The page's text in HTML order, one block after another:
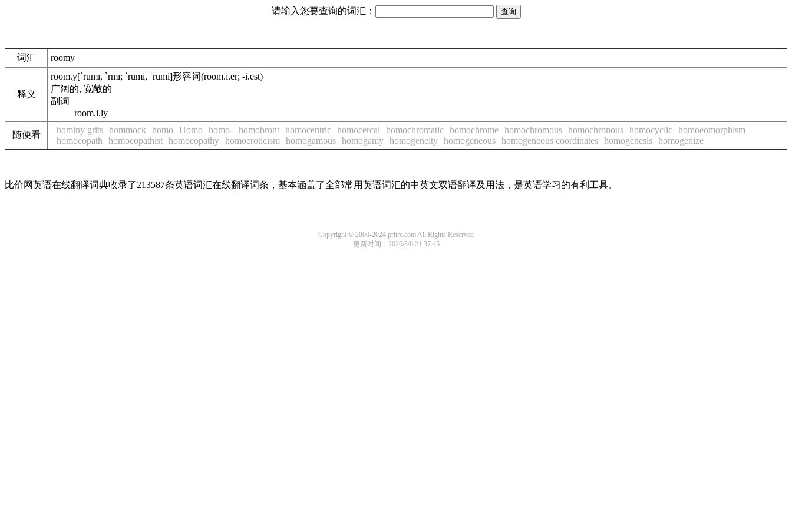
请输入您要查询的词汇：
词汇 roomy
释义
room.y[`rumɪ, `rmɪ; ˈrumi, ˈrumi]形容词(room.i.er; -i.est)
广阔的, 宽敞的
副词
room.i.ly
随便看 hominy grits hommock homo Homo homo- homobront homocentric homocercal homochromatic homochrome homochromous homochronous homocyclic homoeomorphism
homoeopath
homoeopathist homoeopathy homoeroticism homogamous homogamy homogeneity homogeneous homogeneous coordinates homogenesis homogenize
比价网英语在线翻译词典收录了213587条英语词汇在线翻译词条，基本涵盖了全部常用英语词汇的中英文双语翻译及用法，是英语学习的有利工具。
Copyright © 2000-2024 pritre.com All Rights Reserved
更新时间：2026/8/6 21:37:45